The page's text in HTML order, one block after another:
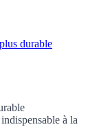
durable
à la